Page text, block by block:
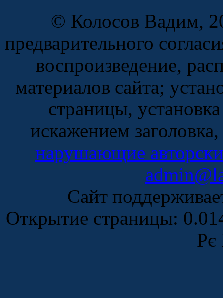
© Колосов Вадим,
предварительного
воспроизведение,
материалов сайта;
страницы,
искажением
нарушающие
Сайт
Открытие страницы:
Рє